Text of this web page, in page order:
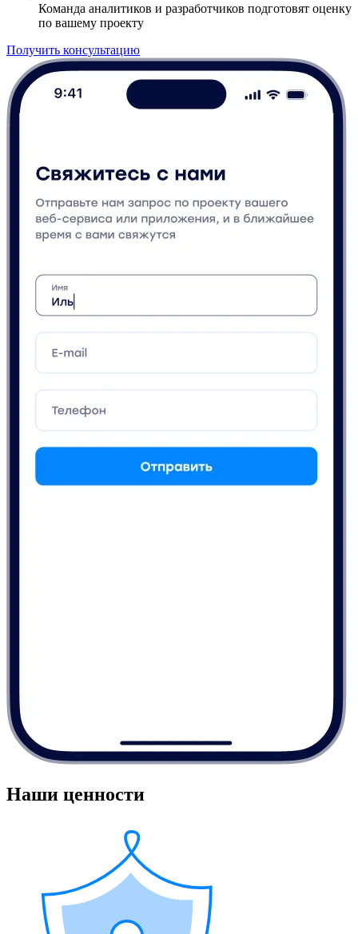
Команда аналитиков и разработчиков подготовят оценку
по вашему проекту
Получить консультацию
Наши ценности